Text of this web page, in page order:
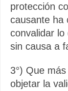
protección
causante ha
convalidar
sin causa a
3°) Que
objetar la